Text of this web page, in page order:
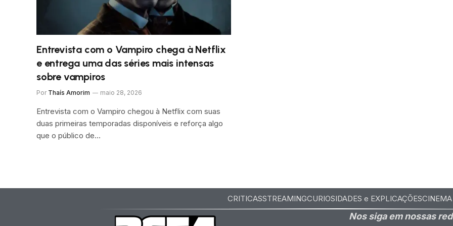
Entrevista com o Vampiro chega à Netflix
e entrega uma das séries mais intensas
sobre vampiros
Por Thaís Amorim maio 28, 2026
Entrevista com o Vampiro chegou à Netflix com suas
duas primeiras temporadas disponíveis e reforça algo
que o público de…
CRITICASSTREAMINGCURIOSIDADES e EXPLICAÇÕESCINEMA
Nos siga em nossas